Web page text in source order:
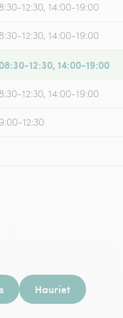
12:30, 14:00-19:00
12:30, 14:00-19:00
08:30-12:30, 14:00-19:00
12:30, 14:00-19:00
12:30
Hauriet